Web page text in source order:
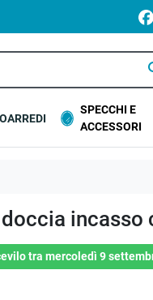
SPECCHI E
ACCESSORI
incasso
tramercoledì 9